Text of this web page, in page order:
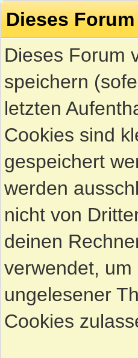
Dieses
Dieses Forum
speichern
letzten
Cookies sind
gespeichert
werden
nicht von
deinen
verwendet,
ungelesener
Cookies